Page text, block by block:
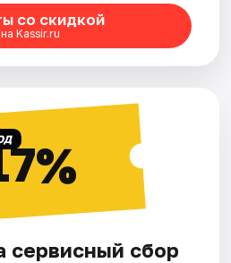
со скидкой
на Kassir.ru
сервисный сбор